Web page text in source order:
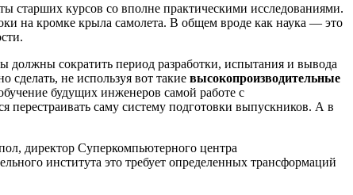
старших курсов со вполне практическими исследованиями.
на кромке крыла самолета. В общем вроде как наука — это
должны сократить период разработки, испытания и вывода
не используя вот такие высокопроизводительные
будущих инженеров самой работе с
перестраивать саму систему подготовки выпускников. А в
директор Суперкомпьютерного центра
института это требует определенных трансформаций